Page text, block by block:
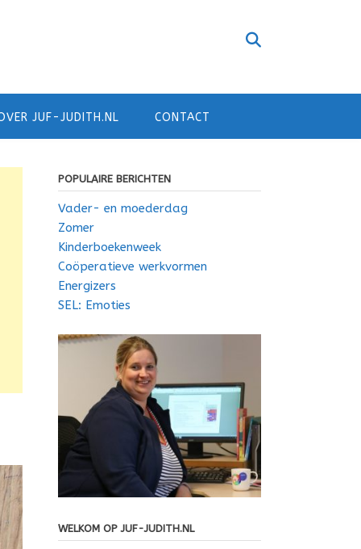
JUF-JUDITH.NL CONTACT
POPULAIRE BERICHTEN
Vader- en moederdag
Zomer
Kinderboekenweek
Coöperatieve werkvormen
Energizers
SEL: Emoties
WELKOM OP JUF-JUDITH.NL